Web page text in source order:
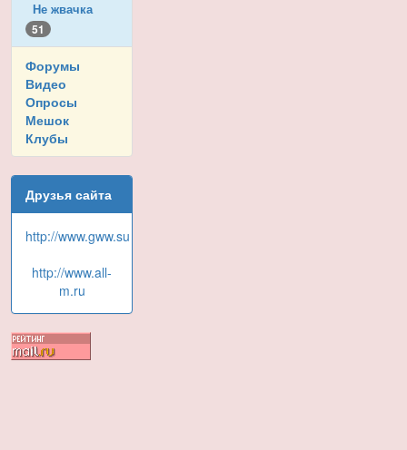
Не жвачка
51
Форумы
Видео
Опросы
Мешок
Клубы
Друзья сайта
http://www.gww.su
http://www.all-
m.ru